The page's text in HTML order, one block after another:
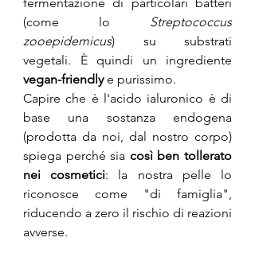
(come lo Streptococcus
zooepidemicus) su substrati
vegan-friendly e purissimo.
Capire che è l'acido ialuronico è di
base una sostanza endogena
(prodotta da noi, dal nostro corpo)
spiega perché sia così ben tollerato
nei cosmetici: la nostra pelle lo
riconosce come "di famiglia",
riducendo a zero il rischio di reazioni
avverse.